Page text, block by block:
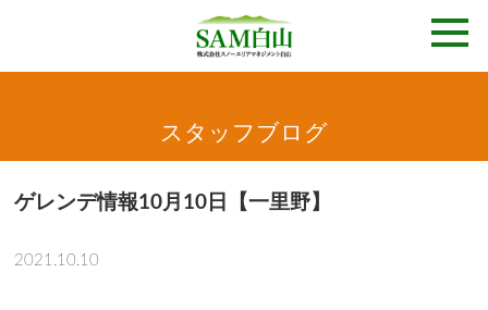
スタッフブログ
ゲレンデ情報10月10日【一里野】
2021.10.10